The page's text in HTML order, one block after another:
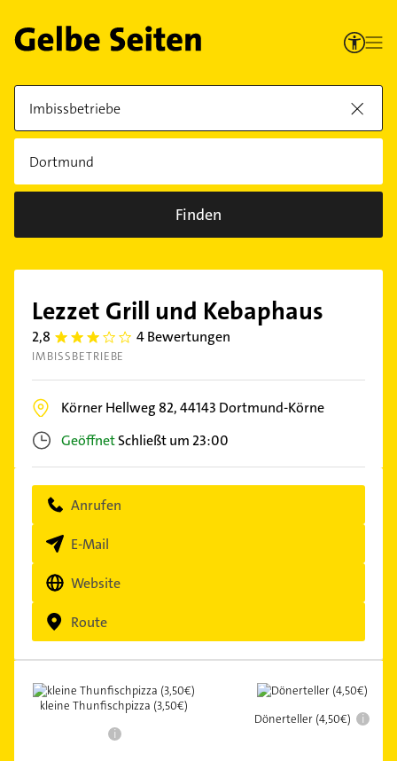
Finden
Lezzet Grill und Kebaphaus
2,8 2.8 4 Bewertungen
IMBISSBETRIEBE
Körner Hellweg 82,44143 Dortmund-Körne
GeöffnetSchließt um 23:00
Anrufen
E-Mail
Website
Route
kleine Thunfischpizza (3,50€)
i
Dönerteller (4,50€) i